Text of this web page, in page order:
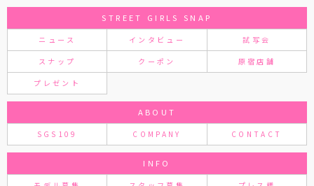
STREET GIRLS SNAP
ニュース インタビュー 試写会
スナップ クーポン 原宿店舗
プレゼント
ABOUT
SGS109 COMPANY CONTACT
INFO